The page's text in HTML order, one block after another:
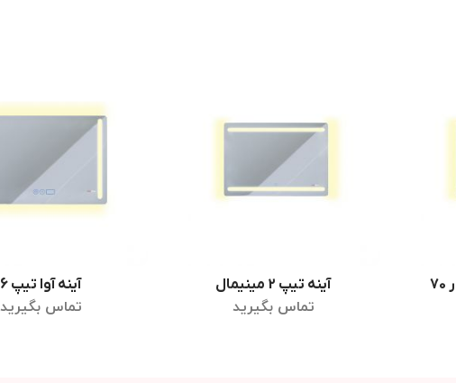
اطلاعات بیشتر
آینه تیپ 2 مینیمال
تماس بگیرید
اطلاعات بیشتر
آینه آوا تیپ 6
تماس بگیرید